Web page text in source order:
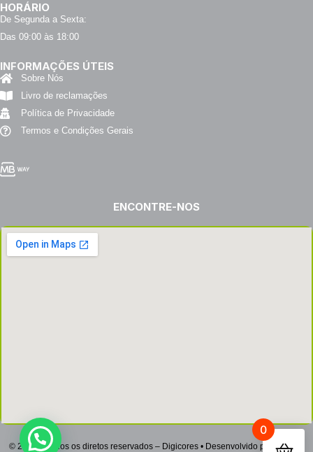
HORÁRIO
De Segunda a Sexta:
Das 09:00 às 18:00
INFORMAÇÕES ÚTEIS
Sobre Nós
Livro de reclamações
Política de Privacidade
Termos e Condições Gerais
ENCONTRE-NOS
© 2022 – Todos os diretos reservados – Digicores • Desenvolvido por Netsign
0